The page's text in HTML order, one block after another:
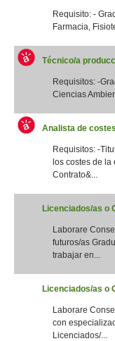
Requisito: -
Farmacia,
Técnico/a
Requisitos: -
Ciencias
Analista de costes
Requisitos: -
los costes de
Contrato&...
Licenciados/as o
Laborare
futuros/as
trabajar en...
Licenciados/as o
Laborare
con
Licenciados/...